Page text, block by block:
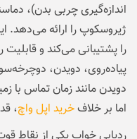
اندازه‌گیری چربی بدن)،
را پشتیبانی می‌کند و
پیاده‌روی، دویدن،
دویدن مانند زمان تماس با
اما بر خلافخرید اپل واچ،